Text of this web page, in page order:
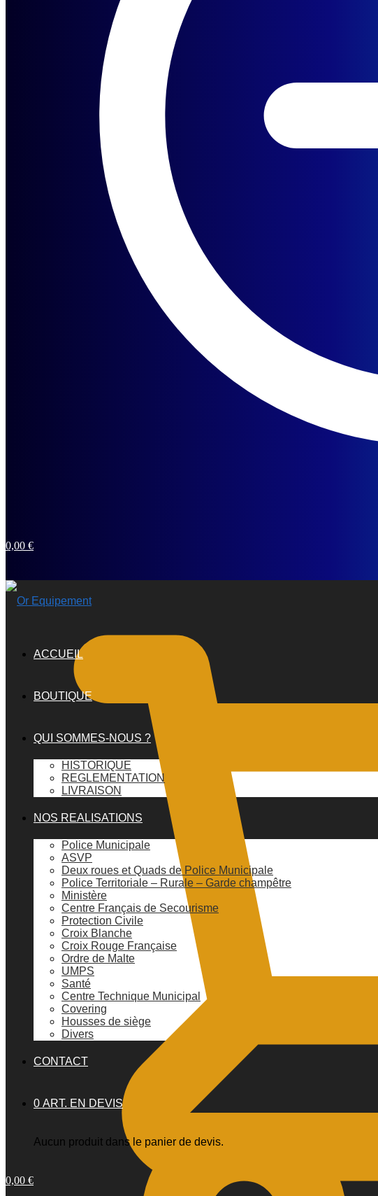
0,00 €
ACCUEIL
BOUTIQUE
QUI SOMMES-NOUS ?
HISTORIQUE
REGLEMENTATION
LIVRAISON
NOS REALISATIONS
Police Municipale
ASVP
Deux roues et Quads de Police Municipale
Police Territoriale – Rurale – Garde champêtre
Ministère
Centre Français de Secourisme
Protection Civile
Croix Blanche
Croix Rouge Française
Ordre de Malte
UMPS
Santé
Centre Technique Municipal
Covering
Housses de siège
Divers
CONTACT
0 ART. EN DEVIS
Aucun produit dans le panier de devis.
0,00 €